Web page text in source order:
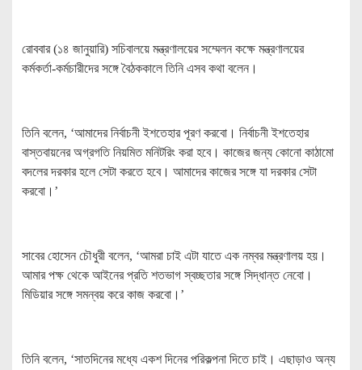
রোববার (১৪ জানুয়ারি) সচিবালয়ে মন্ত্রণালয়ের সম্মেলন কক্ষে মন্ত্রণালয়ের
কর্মকর্তা-কর্মচারীদের সঙ্গে বৈঠককালে তিনি এসব কথা বলেন।
তিনি বলেন, ‘আমাদের নির্বাচনী ইশতেহার পূরণ করবো। নির্বাচনী ইশতেহার
বাস্তবায়নের অগ্রগতি নিয়মিত মনিটরিং করা হবে। কাজের জন্য কোনো কাঠামো
বদলের দরকার হলে সেটা করতে হবে। আমাদের কাজের সঙ্গে যা দরকার সেটা
করবো।’
সাবের হোসেন চৌধুরী বলেন, ‘আমরা চাই এটা যাতে এক নম্বর মন্ত্রণালয় হয়।
আমার পক্ষ থেকে আইনের প্রতি শতভাগ স্বচ্ছতার সঙ্গে সিদ্ধান্ত নেবো।
মিডিয়ার সঙ্গে সমন্বয় করে কাজ করবো।’
তিনি বলেন, ‘সাতদিনের মধ্যে একশ দিনের পরিকল্পনা দিতে চাই। এছাড়াও অন্য